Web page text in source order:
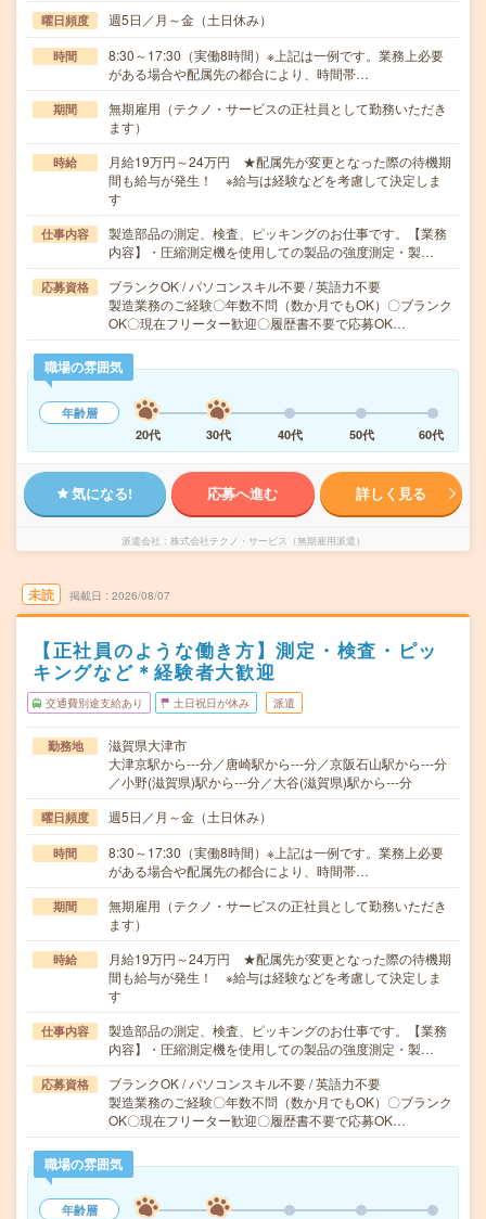
曜日頻度 週5日／月～金（土日休み）
時間
8:30～17:30（実働8時間）※上記は一例です。業務上必要
がある場合や配属先の都合により、時間帯…
期間
無期雇用（テクノ・サービスの正社員として勤務いただき
ます）
時給
月給19万円～24万円 ★配属先が変更となった際の待機期
間も給与が発生！ ※給与は経験などを考慮して決定しま
す
仕事内容
製造部品の測定、検査、ピッキングのお仕事です。【業務
内容】・圧縮測定機を使用しての製品の強度測定・製…
応募資格
ブランクOK / パソコンスキル不要 / 英語力不要
製造業務のご経験〇年数不問（数か月でもOK）〇ブランク
OK〇現在フリーター歓迎〇履歴書不要で応募OK…
職場の雰囲気
年齢層
20代
30代 40代 50代 60代
気になる! 応募へ進む 詳しく見る
派遣会社 株式会社テクノ・サービス（無期雇用派遣）
未読 掲載日 2026/08/07
【正社員のような働き方】測定・検査・ピッ
キングなど＊経験者大歓迎
交通費別途支給あり 土日祝日が休み 派遣
勤務地
滋賀県大津市
大津京駅から---分／唐崎駅から---分／京阪石山駅から---分
／小野(滋賀県)駅から---分／大谷(滋賀県)駅から---分
曜日頻度 週5日／月～金（土日休み）
時間
8:30～17:30（実働8時間）※上記は一例です。業務上必要
がある場合や配属先の都合により、時間帯…
期間
無期雇用（テクノ・サービスの正社員として勤務いただき
ます）
時給
月給19万円～24万円 ★配属先が変更となった際の待機期
間も給与が発生！ ※給与は経験などを考慮して決定しま
す
仕事内容
製造部品の測定、検査、ピッキングのお仕事です。【業務
内容】・圧縮測定機を使用しての製品の強度測定・製…
応募資格
ブランクOK / パソコンスキル不要 / 英語力不要
製造業務のご経験〇年数不問（数か月でもOK）〇ブランク
OK〇現在フリーター歓迎〇履歴書不要で応募OK…
職場の雰囲気
年齢層